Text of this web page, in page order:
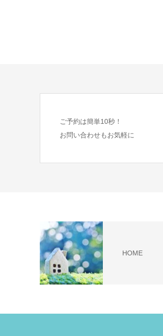
ご予約は簡単10秒！
お問い合わせもお気軽に
HOME